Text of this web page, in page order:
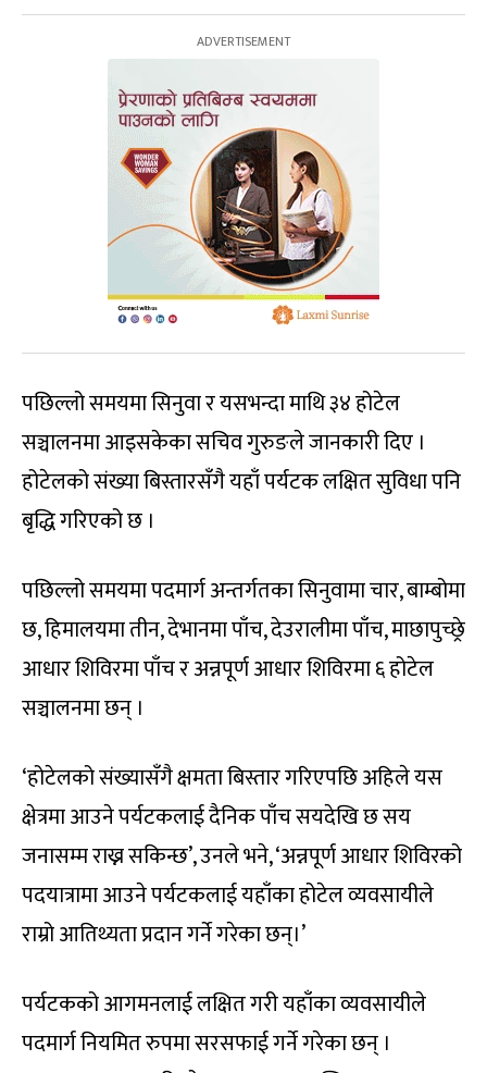
पछिल्लो समयमा सिनुवा र यसभन्दा माथि ३४ होटेल
सञ्चालनमा आइसकेका सचिव गुरुङले जानकारी दिए ।
होटेलको संख्या बिस्तारसँगै यहाँ पर्यटक लक्षित सुविधा पनि
बृद्धि गरिएको छ ।
पछिल्लो समयमा पदमार्ग अन्तर्गतका सिनुवामा चार, बाम्बोमा
छ, हिमालयमा तीन, देभानमा पाँच, देउरालीमा पाँच, माछापुच्छ्रे
आधार शिविरमा पाँच र अन्नपूर्ण आधार शिविरमा ६ होटेल
सञ्चालनमा छन् ।
‘होटेलको संख्यासँगै क्षमता बिस्तार गरिएपछि अहिले यस
क्षेत्रमा आउने पर्यटकलाई दैनिक पाँच सयदेखि छ सय
जनासम्म राख्न सकिन्छ’, उनले भने, ‘अन्नपूर्ण आधार शिविरको
पदयात्रामा आउने पर्यटकलाई यहाँका होटेल व्यवसायीले
राम्रो आतिथ्यता प्रदान गर्ने गरेका छन्।’
पर्यटकको आगमनलाई लक्षित गरी यहाँका व्यवसायीले
पदमार्ग नियमित रुपमा सरसफाई गर्ने गरेका छन् ।